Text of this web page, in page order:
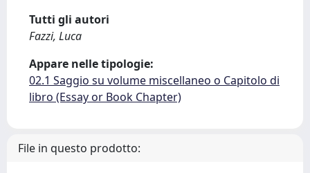
Tutti gli autori
Fazzi, Luca
Appare nelle tipologie:
02.1 Saggio su volume miscellaneo o Capitolo di
libro (Essay or Book Chapter)
File in questo prodotto: